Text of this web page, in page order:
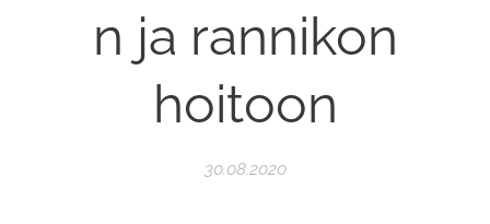
n ja rannikon
hoitoon
30.08.2020